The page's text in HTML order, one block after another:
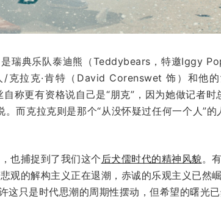
瑞典乐队泰迪熊（Teddybears，特邀Iggy
拉克·肯特（David Corenswet 饰）和他
称更有资格说自己是“朋克”，因为她做记者
而克拉克则是那个“从没怀疑过任何一个人”
也捕捉到了我们这个后犬儒时代的精神风貌 。
观的解构主义正在退潮，赤诚的乐观主义已然崛
这只是时代思潮的周期性摆动，但希望的曙光已